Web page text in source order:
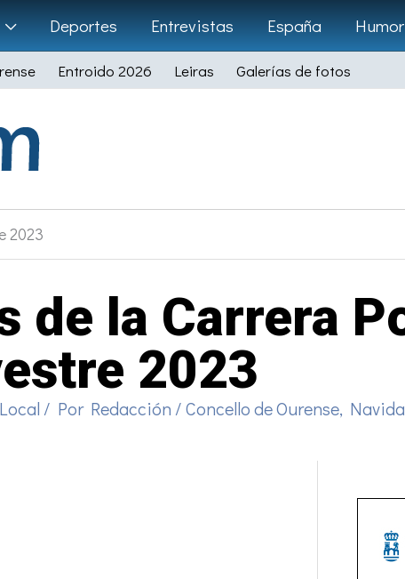
Deportes Entrevistas España Humor
Entroido 2026 Leiras Galerías de fotos
2023
de la Carrera
2023
Local / Por Redacción /Concello de Ourense,